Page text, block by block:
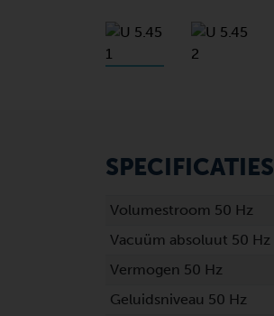
SPECIFICATIES
Volumestroom 50 Hz
Vacuüm absoluut 50 Hz
Vermogen 50 Hz
Geluidsniveau 50 Hz